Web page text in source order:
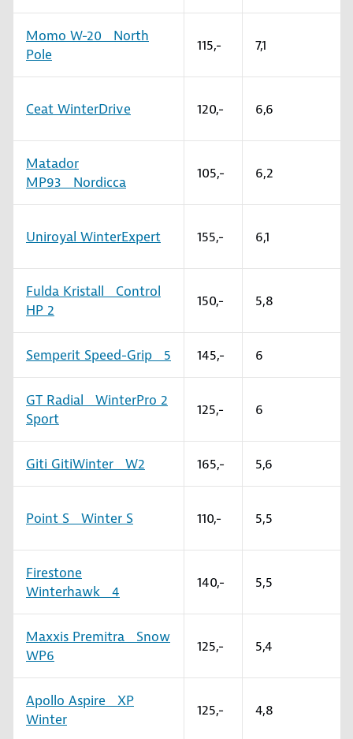
Momo W-20 North
Pole
115,- 7,1
Ceat WinterDrive 120,- 6,6
Matador
MP93 Nordicca
105,- 6,2
Uniroyal WinterExpert 155,- 6,1
Fulda Kristall Control
HP 2
150,- 5,8
Semperit Speed-Grip 5 145,- 6
GT Radial WinterPro 2
Sport
125,- 6
Giti GitiWinter W2 165,- 5,6
Point S Winter S 110,- 5,5
Firestone
Winterhawk 4
140,- 5,5
Maxxis Premitra Snow
WP6
125,- 5,4
Apollo Aspire XP
Winter
125,- 4,8